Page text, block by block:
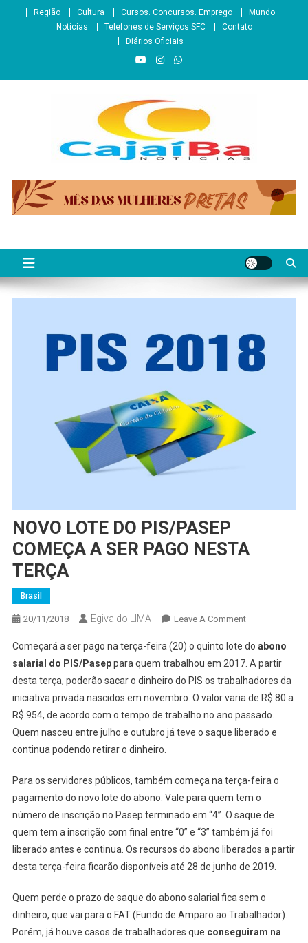
Região Cultura Cursos. Concursos. Emprego
Mundo
Notícias
Telefones de Serviços SFC
Contato
Diários Oficiais
CajaíbaNotícias
NOVO LOTE DO PIS/PASEP
COMEÇA A SER PAGO NESTA
TERÇA
Brasil
20/11/2018 Egivaldo LIMA Leave A CommentOn
LOTE
DO
PIS/PASEP
COMEÇA
A
SER
TERÇA
Começará a ser pago na terça-feira (20) o quinto lote do abono
salarial do PIS/Paseppara quem trabalhou em 2017. A partir
desta terça, poderão sacar o dinheiro do PIS os trabalhadores da
iniciativa privada nascidos em novembro. O valor varia de R$ 80 a
R$ 954, de acordo com o tempo de trabalho no ano passado.
Quem nasceu entre julho e outubro já teve o saque liberado e
continua podendo retirar o dinheiro.
Para os servidores públicos, também começa na terça-feira o
pagamento do novo lote do abono. Vale para quem tem o
número de inscrição no Pasep terminado em “4”. O saque de
quem tem a inscrição com final entre “0” e “3” também já foi
liberado antes e continua. Os recursos do abono liberados a partir
desta terça-feira ficarão disponíveis até 28 de junho de 2019.
Quem perde o prazo de saque do abono salarial fica sem o
dinheiro, que vai para o FAT (Fundo de Amparo ao Trabalhador).
Porém, já houve casos de trabalhadores que conseguiram na